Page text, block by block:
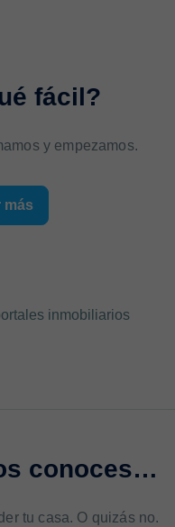
fácil?
y empezamos.
más
inmobiliarios
conoces…
tu casa. O quizás no.